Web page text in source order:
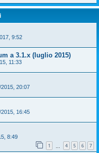
9:52
a 3.1.x (luglio 2015)
11:33
20:07
16:45
8:49
1 4 5 6 7